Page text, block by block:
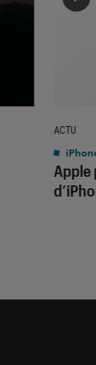
Apple
ACTU